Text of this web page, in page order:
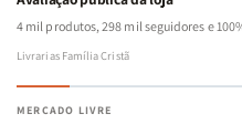
4 mil produtos, 298 mil seguidores e
Livrarias Família Cristã
MERCADO LIVRE